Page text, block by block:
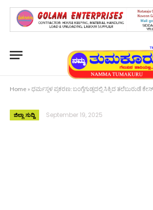
Home » ಧರ್ಮಸ್ಥಳ ಪ್ರಕರಣ: ಬಂಗ್ಲೆಗುಡ್ಡದಲ್ಲಿ ಸಿಕ್ಕಿದ ತಲೆಬುರುಡೆ
ಜಿಲ್ಲಾ ಸುದ್ದಿ September 19, 2025